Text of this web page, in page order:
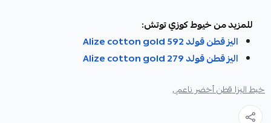
للمزيد من خيوط كوزي توتش:
اليز قطن قولد Alize cotton gold 592
اليز قطن قولد Alize cotton gold 279
خيط اليزا قطن أخضر ناعم ,